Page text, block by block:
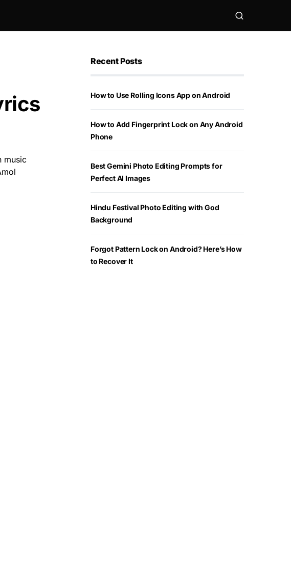
music
Recent Posts
How to Use Rolling Icons App on Android
How to Add Fingerprint Lock on Any Android
Phone
Best Gemini Photo Editing Prompts for
Perfect AI Images
Hindu Festival Photo Editing with God
Background
Forgot Pattern Lock on Android? Here’s How
to Recover It